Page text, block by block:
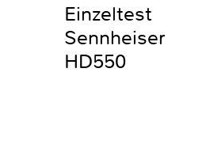
Einzeltest
Sennheiser
HD550